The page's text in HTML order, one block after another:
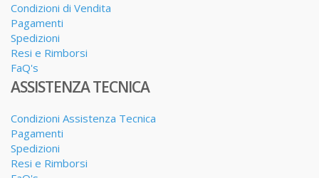
Condizioni di Vendita
Pagamenti
Spedizioni
Resi e Rimborsi
FaQ's
ASSISTENZA TECNICA
Condizioni Assistenza Tecnica
Pagamenti
Spedizioni
Resi e Rimborsi